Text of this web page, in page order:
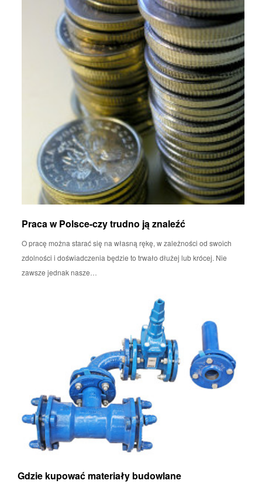
Praca w Polsce-czy trudno ją znaleźć
O pracę można starać się na własną rękę, w zależności od swoich
zdolności i doświadczenia będzie to trwało dłużej lub krócej. Nie
zawsze jednak nasze…
Gdzie kupować materiały budowlane